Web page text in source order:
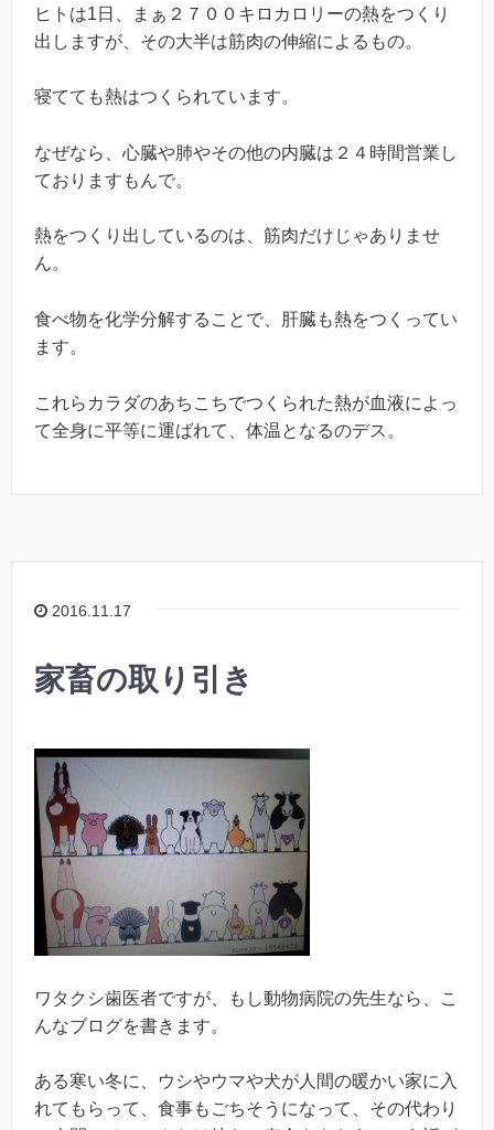
ヒトは1日、まぁ２７００キロカロリーの熱をつくり
出しますが、その大半は筋肉の伸縮によるもの。
寝てても熱はつくられています。
なぜなら、心臓や肺やその他の内臓は２４時間営業し
ておりますもんで。
熱をつくり出しているのは、筋肉だけじゃありませ
ん。
食べ物を化学分解することで、肝臓も熱をつくってい
ます。
これらカラダのあちこちでつくられた熱が血液によっ
て全身に平等に運ばれて、体温となるのデス。
2016.11.17
家畜の取り引き
ワタクシ歯医者ですが、もし動物病院の先生なら、こ
んなブログを書きます。
ある寒い冬に、ウシやウマや犬が人間の暖かい家に入
れてもらって、食事もごちそうになって、その代わり